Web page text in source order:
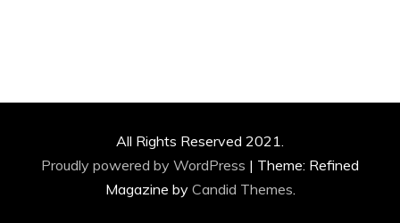
All Rights Reserved 2021.
Proudly powered by WordPress | Theme: Refined
Magazine by Candid Themes